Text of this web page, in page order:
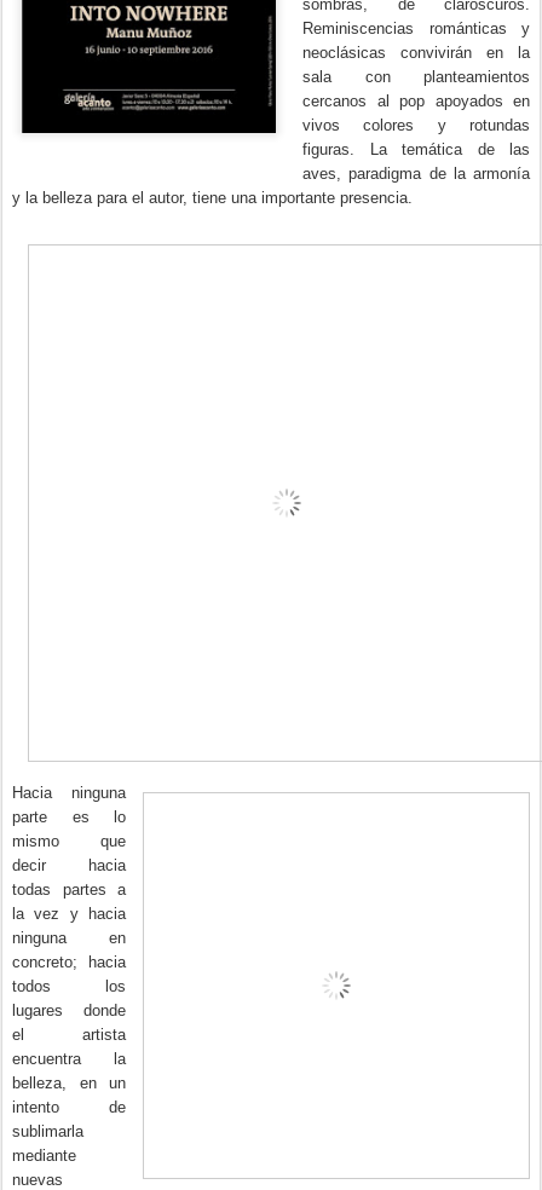
sombras, de claroscuros.
Reminiscencias románticas y
neoclásicas convivirán en la
sala con planteamientos
cercanos al pop apoyados en
vivos colores y rotundas
figuras. La temática de las
aves, paradigma de la armonía
y la belleza para el autor, tiene una importante presencia.
Hacia ninguna
parte es lo
mismo que
decir hacia
todas partes a
la vez y hacia
ninguna en
concreto; hacia
todos los
lugares donde
el artista
encuentra la
belleza, en un
intento de
sublimarla
mediante
nuevas